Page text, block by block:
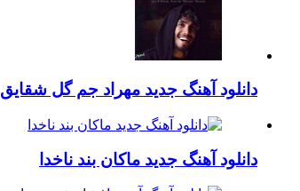
دانلود آهنگ جدید مهراد جم گل شقایق
دانلود آهنگ جدید ماکان بند ناخدا